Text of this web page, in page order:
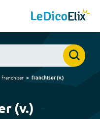
franchiser franchiser(v.)
(v.)